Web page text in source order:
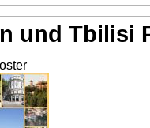
und Tbilisi